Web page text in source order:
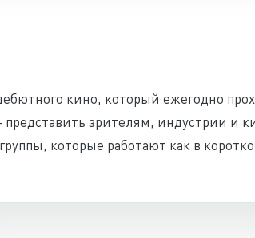
кино, который ежегодно
представить зрителям, индустрии и
которые работают как в